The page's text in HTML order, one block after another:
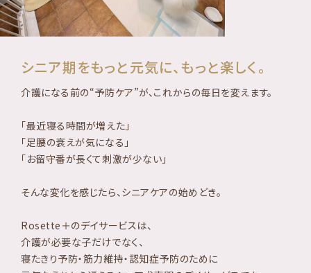
シニア期をもっと元気に、もっと楽しく。
介護になる前の“予防ケア”が、これからの毎日を変えます。
「最近寝る時間が増えた」
「足腰の衰えが気になる」
「お留守番が長くて刺激が少ない」
そんな変化を感じたら、シニアケアの始めどき。
Rosette＋のデイサービスは、
介護が必要な子だけでなく、
寝たきり予防・筋力維持・認知症予防のために